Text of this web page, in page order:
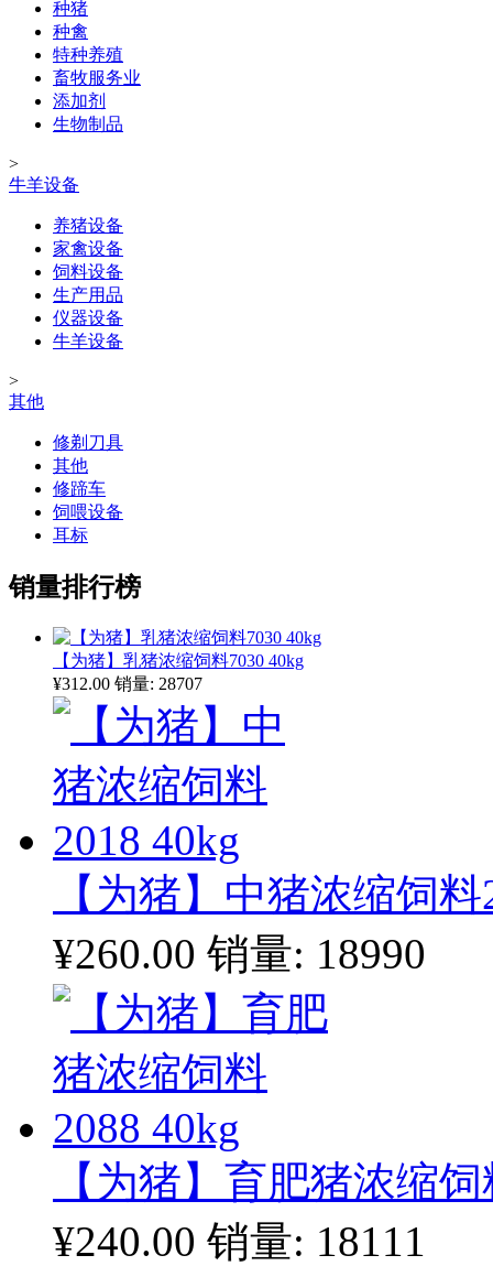
种猪
种禽
特种养殖
畜牧服务业
添加剂
生物制品
>
牛羊设备
养猪设备
家禽设备
饲料设备
生产用品
仪器设备
牛羊设备
>
其他
修剃刀具
其他
修蹄车
饲喂设备
耳标
销量排行榜
【为猪】乳猪浓缩饲料7030 40kg
¥312.00 销量: 28707
【为猪】中猪浓缩饲
¥260.00 销量: 18990
【为猪】育肥猪浓缩
¥240.00 销量: 18111